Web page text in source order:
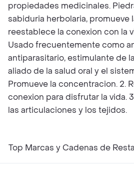
propiedades medicinales.
sabiduria herbolaria, promueve
reestablece la conexion con la
Usado frecuentemente como
antiparasitario, estimulante de
aliado de la salud oral y el
Promueve la concentracion. 2.
conexion para disfrutar la vida.
las articulaciones y los tejidos.
Top Marcas y Cadenas de